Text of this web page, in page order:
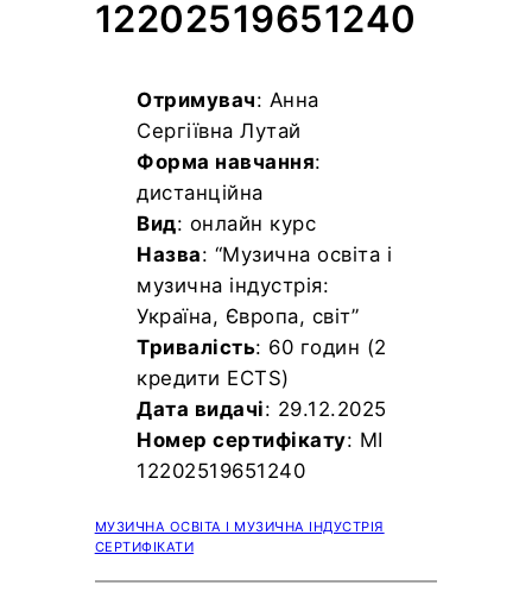
12202519651240
Отримувач: Анна
Сергіївна Лутай
Форма навчання:
дистанційна
Вид: онлайн курс
Назва: “Музична освіта і
музична індустрія:
Україна, Європа, світ”
Тривалість: 60 годин (2
кредити ECTS)
Дата видачі: 29.12.2025
Номер сертифікату: MI
12202519651240
МУЗИЧНА ОСВІТА І МУЗИЧНА ІНДУСТРІЯ
СЕРТИФІКАТИ